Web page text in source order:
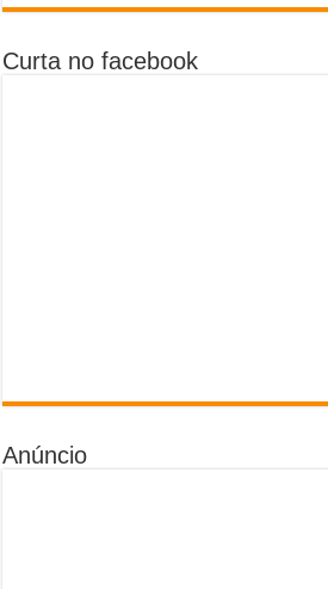
Curta no facebook
Anúncio